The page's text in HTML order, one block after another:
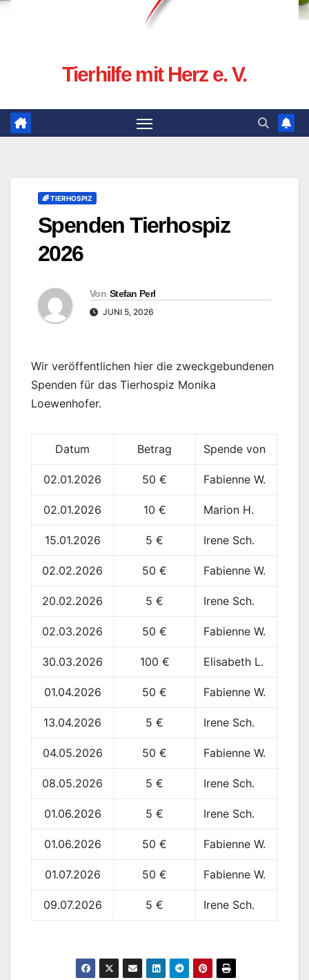
Tierhilfe mit Herz e. V.
🌈 TIERHOSPIZ
Spenden Tierhospiz
2026
Von Stefan Perl
JUNI 5, 2026
Wir veröffentlichen hier die zweckgebundenen
Spenden für das Tierhospiz Monika
Loewenhofer.
Datum Betrag Spende von
02.01.2026 50 € Fabienne W.
02.01.2026 10 € Marion H.
15.01.2026 5 € Irene Sch.
02.02.2026 50 € Fabienne W.
20.02.2026 5 € Irene Sch.
02.03.2026 50 € Fabienne W.
30.03.2026 100 € Elisabeth L.
01.04.2026 50 € Fabienne W.
13.04.2026 5 € Irene Sch.
04.05.2026 50 € Fabienne W.
08.05.2026 5 € Irene Sch.
01.06.2026 5 € Irene Sch.
01.06.2026 50 € Fabienne W.
01.07.2026 50 € Fabienne W.
09.07.2026 5 € Irene Sch.